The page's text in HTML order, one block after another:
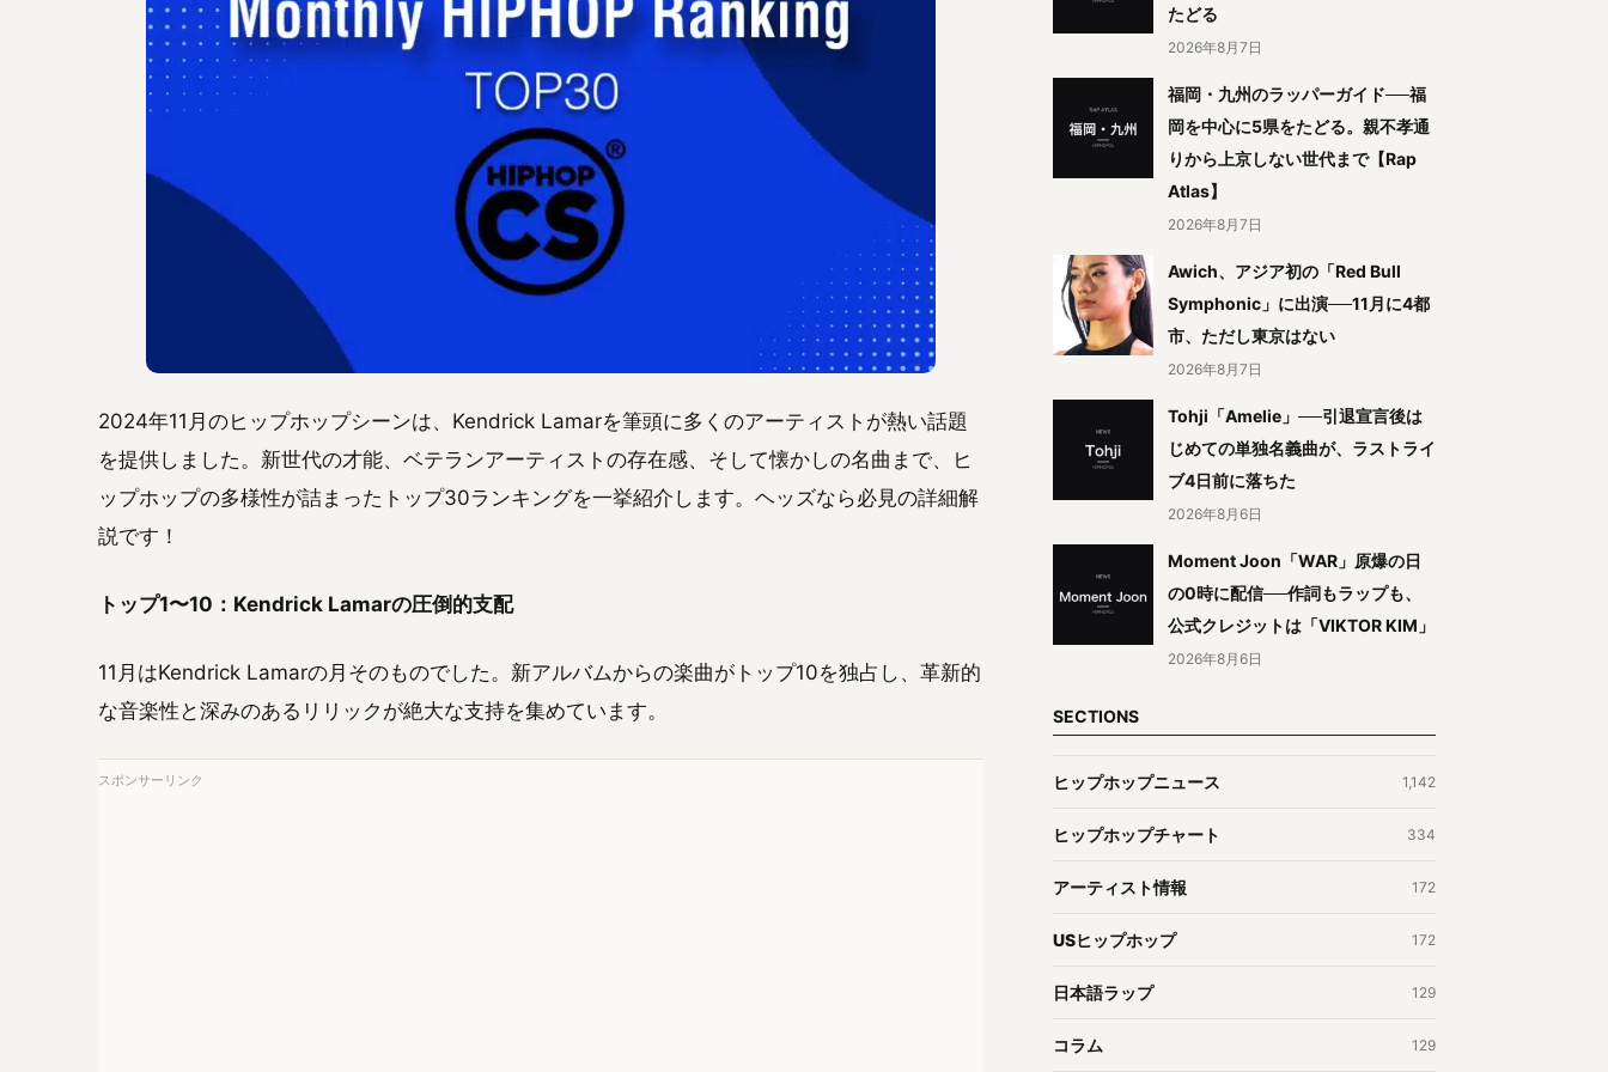
2024年11月のヒップホップシーンは、Kendrick Lamarを筆頭に多くのアーティストが熱い話題
を提供しました。新世代の才能、ベテランアーティストの存在感、そして懐かしの名曲まで、ヒ
ップホップの多様性が詰まったトップ30ランキングを一挙紹介します。ヘッズなら必見の詳細解
説です！
トップ1〜10：Kendrick Lamarの圧倒的支配
11月はKendrick Lamarの月そのものでした。新アルバムからの楽曲がトップ10を独占し、革新的
な音楽性と深みのあるリリックが絶大な支持を集めています。
スポンサーリンク
たどる
2026年8月7日
福岡・九州のラッパーガイド──福
岡を中心に5県をたどる。親不孝通
りから上京しない世代まで【Rap
Atlas】
2026年8月7日
Awich、アジア初の「Red Bull
Symphonic」に出演──11月に4都
市、ただし東京はない
2026年8月7日
Tohji「Amelie」──引退宣言後は
じめての単独名義曲が、ラストライ
ブ4日前に落ちた
2026年8月6日
Moment Joon「WAR」原爆の日
の0時に配信──作詞もラップも、
公式クレジットは「VIKTOR KIM」
2026年8月6日
SECTIONS
ヒップホップニュース 1,142
ヒップホップチャート 334
アーティスト情報 172
USヒップホップ 172
日本語ラップ 129
コラム 129